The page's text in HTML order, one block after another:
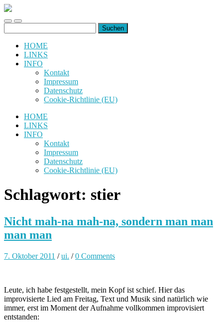
uiuiuiuiuiuiui.de
Toggle
mobile
Toggle
search
nach:
HOME
LINKS
INFO
Kontakt
Impressum
Datenschutz
Cookie-Richtlinie (EU)
HOME
LINKS
INFO
Kontakt
Impressum
Datenschutz
Cookie-Richtlinie (EU)
Schlagwort: stier
Nicht mah-na mah-na, sondern man man
man man
7. Oktober 2011 /ui. /0 Comments
Leute, ich habe festgestellt, mein Kopf ist schief. Hier das
improvisierte Lied am Freitag, Text und Musik sind natürlich wie
immer, erst im Moment der Aufnahme vollkommen improvisiert
entstanden: